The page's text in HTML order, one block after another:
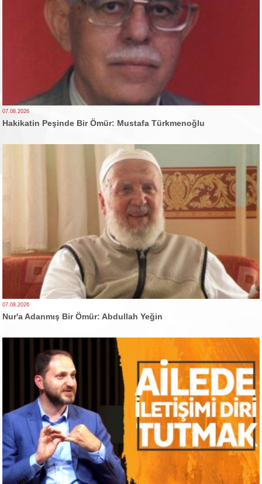
07.08.2026
Hakikatin Peşinde Bir Ömür: Mustafa Türkmenoğlu
07.08.2026
Nur'a Adanmış Bir Ömür: Abdullah Yeğin